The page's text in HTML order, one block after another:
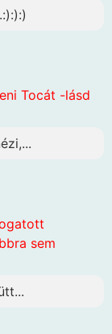
Tocát -lásd
sem